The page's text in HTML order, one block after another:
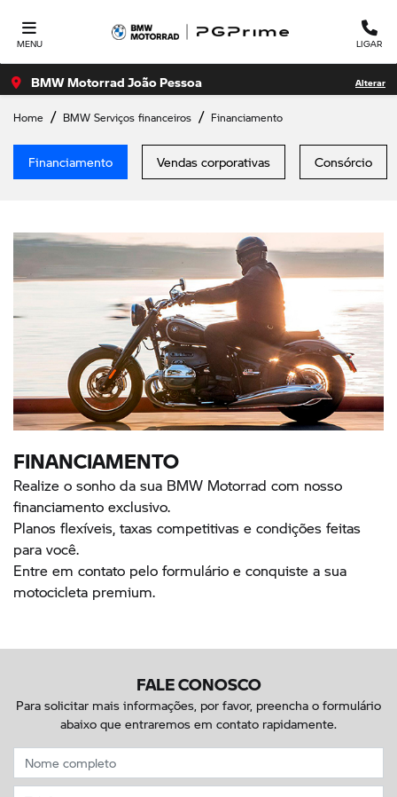
MENU LIGAR
BMW Motorrad João Pessoa Alterar
Home BMW Serviços financeiros Financiamento
Vendas corporativas
Financiamento Consórcio
FINANCIAMENTO
Realize o sonho da sua BMW Motorrad com nosso
financiamento exclusivo.
Planos flexíveis, taxas competitivas e condições feitas
para você.
Entre em contato pelo formulário e conquiste a sua
motocicleta premium.
FALE CONOSCO
Para solicitar mais informações, por favor, preencha o formulário
abaixo que entraremos em contato rapidamente.